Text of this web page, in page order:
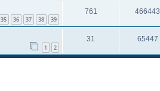
35 36 37 38 39
761 466443
1 2
31 65447